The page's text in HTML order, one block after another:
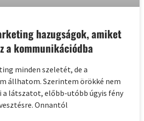
hazugságok, amiket
a kommunikációdba
minden szeletét, de a
állhatom. Szerintem örökké nem
látszatot, előbb-utóbb úgyis fény
Onnantól